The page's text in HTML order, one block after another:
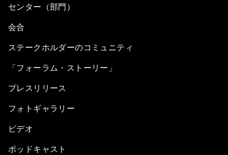
センター（部門）
会合
ステークホルダーのコミュニティ
「フォーラム・ストーリー」
プレスリリース
フォトギャラリー
ビデオ
ポッドキャスト